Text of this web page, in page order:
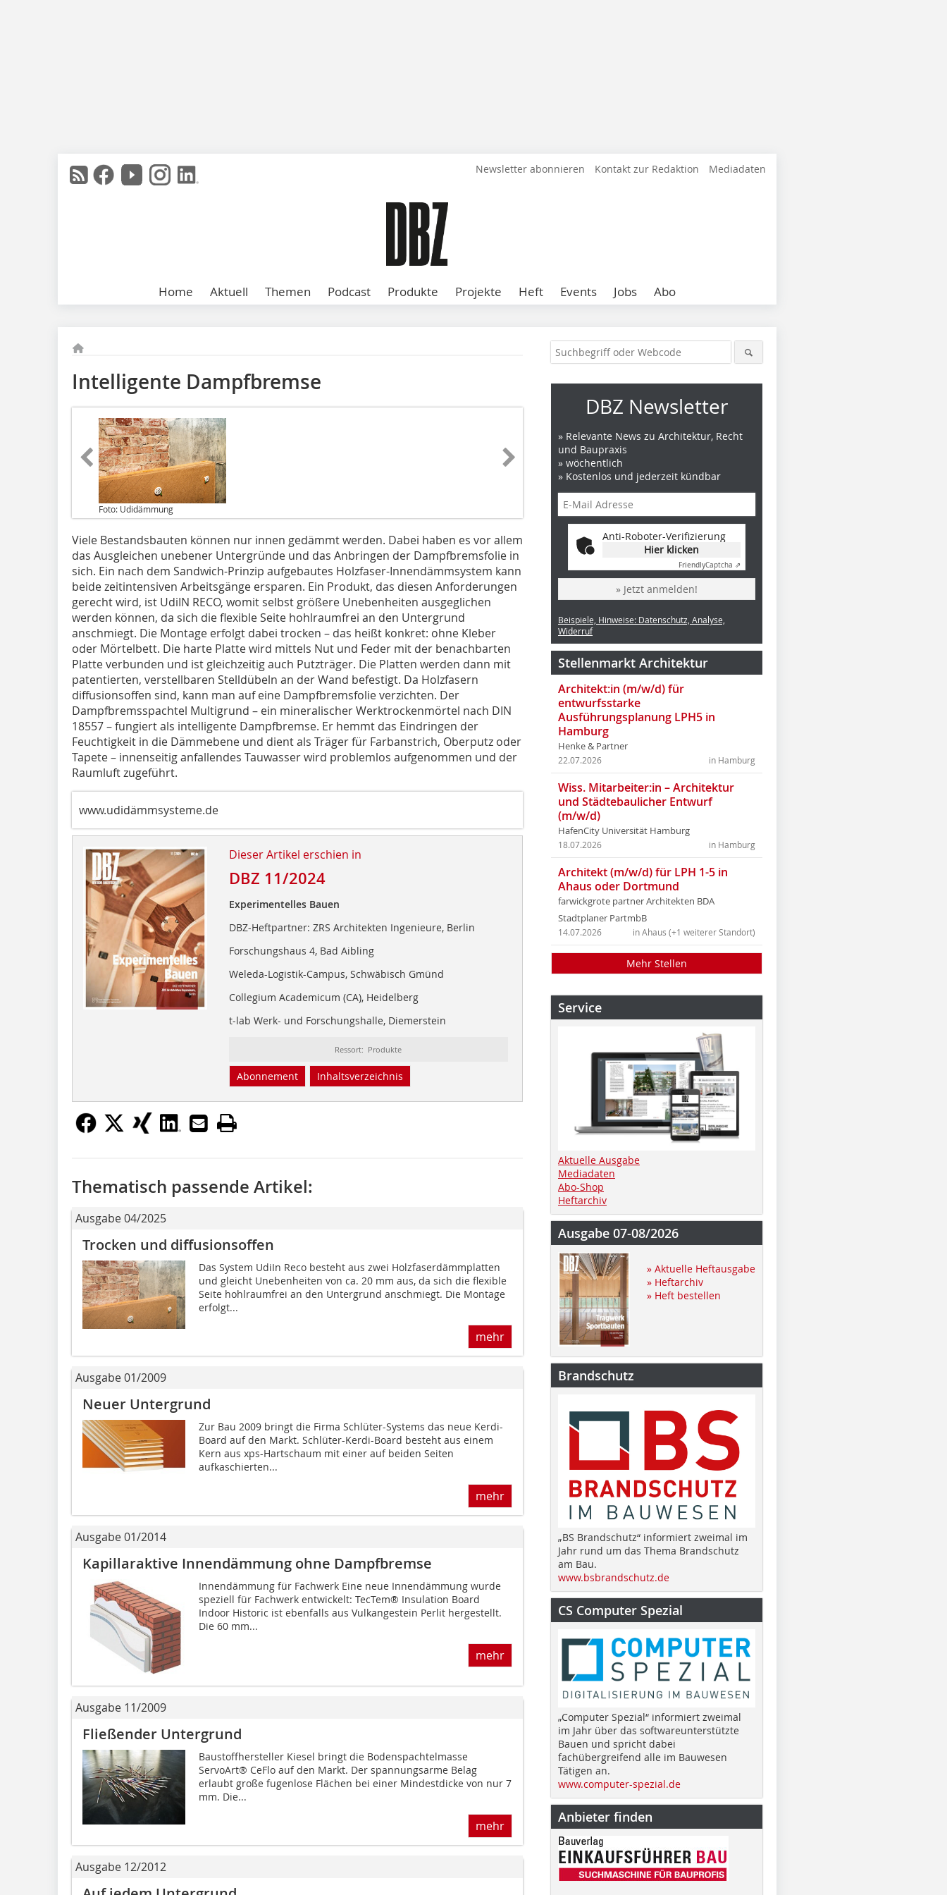
Newsletter abonnieren Kontakt zur Redaktion Mediadaten
Home Aktuell Themen Podcast Produkte Projekte Heft Events Jobs Abo
Intelligente Dampfbremse
Foto: Udidämmung
Viele Bestandsbauten können nur innen gedämmt werden. Dabei haben es vor allem
das Ausgleichen unebener Untergründe und das Anbringen der Dampfbremsfolie in
sich. Ein nach dem Sandwich-Prinzip aufgebautes Holzfaser-Innendämmsystem kann
beide zeitintensiven Arbeitsgänge ersparen. Ein Produkt, das diesen Anforderungen
gerecht wird, ist UdiIN RECO, womit selbst größere Unebenheiten ausgeglichen
werden können, da sich die flexible Seite hohlraumfrei an den Untergrund
anschmiegt. Die Montage erfolgt dabei trocken – das heißt konkret: ohne Kleber
oder Mörtelbett. Die harte Platte wird mittels Nut und Feder mit der benachbarten
Platte verbunden und ist gleichzeitig auch Putzträger. Die Platten werden dann mit
patentierten, verstellbaren Stelldübeln an der Wand befestigt. Da Holzfasern
diffusionsoffen sind, kann man auf eine Dampfbremsfolie verzichten. Der
Dampfbremsspachtel Multigrund – ein mineralischer Werktrockenmörtel nach DIN
18557 – fungiert als intelligente Dampfbremse. Er hemmt das Eindringen der
Feuchtigkeit in die Dämmebene und dient als Träger für Farbanstrich, Oberputz oder
Tapete – innenseitig anfallendes Tauwasser wird problemlos aufgenommen und der
Raumluft zugeführt.
www.udidämmsysteme.de
Dieser Artikel erschien in
DBZ 11/2024
Experimentelles Bauen
DBZ-Heftpartner: ZRS Architekten Ingenieure, Berlin
Forschungshaus 4, Bad Aibling
Weleda-Logistik-Campus, Schwäbisch Gmünd
Collegium Academicum (CA), Heidelberg
t-lab Werk- und Forschungshalle, Diemerstein
Ressort: Produkte
Abonnement Inhaltsverzeichnis
Thematisch passende Artikel:
Ausgabe 04/2025
Trocken und diffusionsoffen
Das System UdiIn Reco besteht aus zwei Holzfaserdämmplatten
und gleicht Unebenheiten von ca. 20 mm aus, da sich die flexible
Seite hohlraumfrei an den Untergrund anschmiegt. Die Montage
erfolgt...
mehr
Ausgabe 01/2009
Neuer Untergrund
Zur Bau 2009 bringt die Firma Schlüter-Systems das neue Kerdi-
Board auf den Markt. Schlüter-Kerdi-Board besteht aus einem
Kern aus xps-Hartschaum mit einer auf beiden Seiten
aufkaschierten...
mehr
Ausgabe 01/2014
Kapillaraktive Innendämmung ohne Dampfbremse
Innendämmung für Fachwerk Eine neue Innendämmung wurde
speziell für Fachwerk entwickelt: TecTem® Insulation Board
Indoor Historic ist ebenfalls aus Vulkangestein Perlit hergestellt.
Die 60 mm...
mehr
Ausgabe 11/2009
Fließender Untergrund
Baustoffhersteller Kiesel bringt die Bodenspachtelmasse
ServoArt® CeFlo auf den Markt. Der spannungsarme Belag
erlaubt große fugenlose Flächen bei einer Mindestdicke von nur 7
mm. Die...
mehr
Ausgabe 12/2012
DBZ Newsletter
» Relevante News zu Architektur, Recht
und Baupraxis
» wöchentlich
» Kostenlos und jederzeit kündbar
Anti-Roboter-Verifizierung
Hier klicken
FriendlyCaptcha ⇗
» Jetzt anmelden!
Beispiele, Hinweise: Datenschutz, Analyse,
Widerruf
Stellenmarkt Architektur
Architekt:in (m/w/d) für
entwurfsstarke
Ausführungsplanung LPH5 in
Hamburg
Henke & Partner
in Hamburg
22.07.2026
Wiss. Mitarbeiter:in – Architektur
und Städtebaulicher Entwurf
(m/w/d)
HafenCity Universität Hamburg
in Hamburg
18.07.2026
Architekt (m/w/d) für LPH 1-5 in
Ahaus oder Dortmund
farwickgrote partner Architekten BDA
Stadtplaner PartmbB
in Ahaus (+1 weiterer Standort)
14.07.2026
Mehr Stellen
Service
Aktuelle Ausgabe
Mediadaten
Abo-Shop
Heftarchiv
Ausgabe 07-08/2026
» Aktuelle Heftausgabe
» Heftarchiv
» Heft bestellen
Brandschutz
„BS Brandschutz“ informiert zweimal im
Jahr rund um das Thema Brandschutz
am Bau.
www.bsbrandschutz.de
CS Computer Spezial
„Computer Spezial“ informiert zweimal
im Jahr über das softwareunterstützte
Bauen und spricht dabei
fachübergreifend alle im Bauwesen
Tätigen an.
www.computer-spezial.de
Anbieter finden